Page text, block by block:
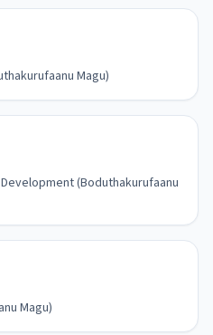
Magu)
(Boduthakurufaanu
Magu)